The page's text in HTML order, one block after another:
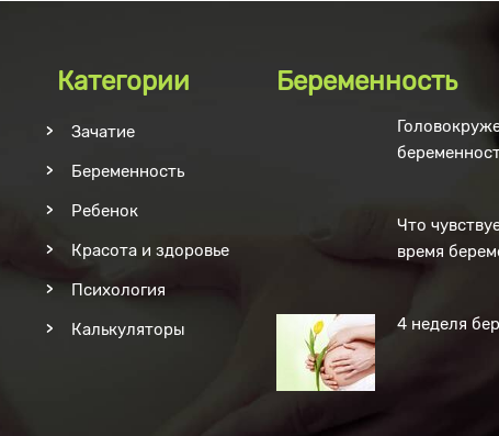
Категории
Зачатие
Беременность
Ребенок
Красота и здоровье
Психология
Калькуляторы
Беременность
Что
время
4 неделя